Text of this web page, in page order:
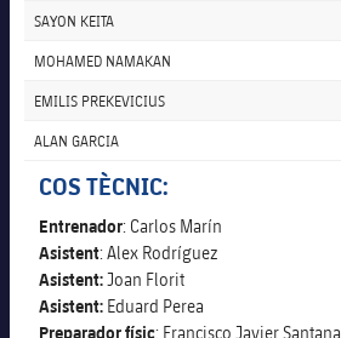
Palau Blaugrana
Estadi Johan Cruyff
Barça Cafe
Ciutat Esportiva
La Masia
plusicon
més
Serveis
plusicon
més
SAYON KEITA
MOHAMED NAMAKAN
EMILIS PREKEVICIUS
ALAN GARCIA
COS TÈCNIC:
Entrenador: Carlos Marín
Asistent: Alex Rodríguez
Asistent:Joan Florit
Asistent: Eduard Perea
Preparador físic: Francisco Javier Santana